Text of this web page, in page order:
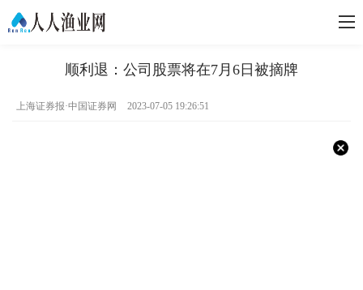
顺利退：公司股票将在7月6日被摘牌
上海证券报·中国证券网 2023-07-05 19:26:51